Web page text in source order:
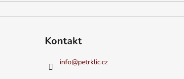
Kontakt
info@petrklic.cz